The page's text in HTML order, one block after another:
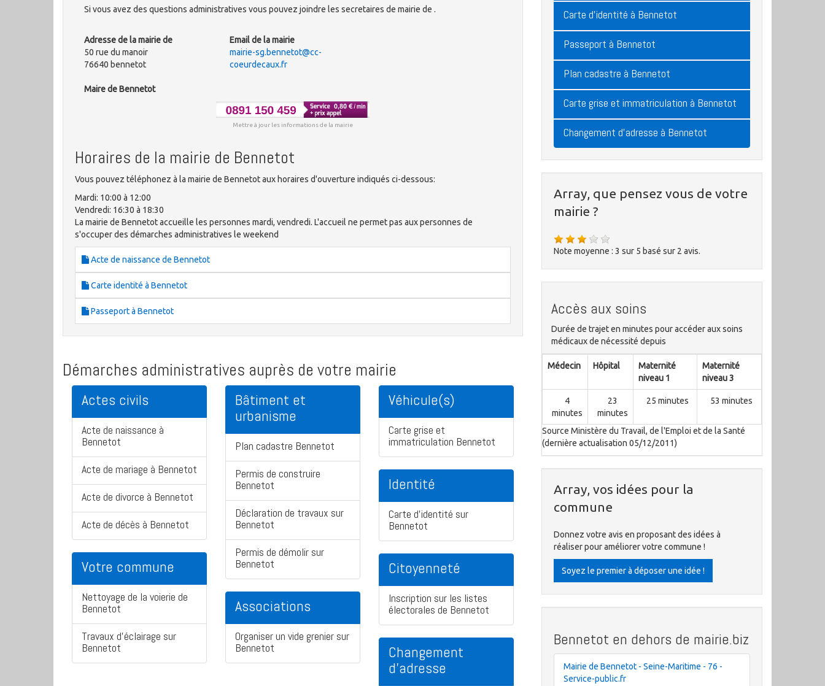
Si vous avez des questions administratives vous pouvez joindre les secretaires de mairie de .
Adresse de la mairie de
50 rue du manoir
76640 bennetot
Maire de Bennetot
Email de la mairie
mairie-sg.bennetot@cc-
coeurdecaux.fr
Mettre à jour les informations de la mairie
Horaires de la mairie de Bennetot
Vous pouvez téléphonez à la mairie de Bennetot aux horaires d'ouverture indiqués ci-dessous:
Mardi: 10:00 à 12:00
Vendredi: 16:30 à 18:30
La mairie de Bennetot accueille les personnes mardi, vendredi. L'accueil ne permet pas aux personnes de
s'occuper des démarches administratives le weekend
Acte de naissance de Bennetot
Carte identité à Bennetot
Passeport à Bennetot
Démarches administratives auprès de votre mairie
Actes civils
Acte de naissance à
Bennetot
Acte de mariage à Bennetot
Acte de divorce à Bennetot
Acte de décès à Bennetot
Votre commune
Nettoyage de la voierie de
Bennetot
Travaux d'éclairage sur
Bennetot
Bâtiment et
urbanisme
Plan cadastre Bennetot
Permis de construire
Bennetot
Déclaration de travaux sur
Bennetot
Permis de démolir sur
Bennetot
Associations
Organiser un vide grenier sur
Bennetot
Véhicule(s)
Carte grise et
immatriculation Bennetot
Identité
Carte d'identité sur
Bennetot
Citoyenneté
Inscription sur les listes
électorales de Bennetot
Changement
d'adresse
Carte d'identité à Bennetot
Passeport à Bennetot
Plan cadastre à Bennetot
Carte grise et immatriculation à Bennetot
Changement d'adresse à Bennetot
Array, que pensez vous de votre
mairie ?
Note moyenne : 3 sur 5 basé sur 2 avis.
Accès aux soins
Durée de trajet en minutes pour accéder aux soins
médicaux de nécessité depuis
Médecin Hôpital
Maternité
niveau 1
Maternité
niveau 3
4
minutes
23
minutes
25 minutes 53 minutes
Source Ministère du Travail, de l'Emploi et de la Santé
(dernière actualisation 05/12/2011)
Array, vos idées pour la
commune
Donnez votre avis en proposant des idées à
réaliser pour améliorer votre commune !
Soyez le premier à déposer une idée !
Bennetot en dehors de mairie.biz
Mairie de Bennetot - Seine-Maritime - 76 -
Service-public.fr